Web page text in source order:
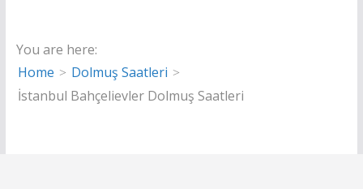
You are here:
Home
Dolmuş Saatleri
İstanbul Bahçelievler Dolmuş Saatleri